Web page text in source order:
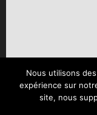
Nous utilisons
expérience sur
site, nous